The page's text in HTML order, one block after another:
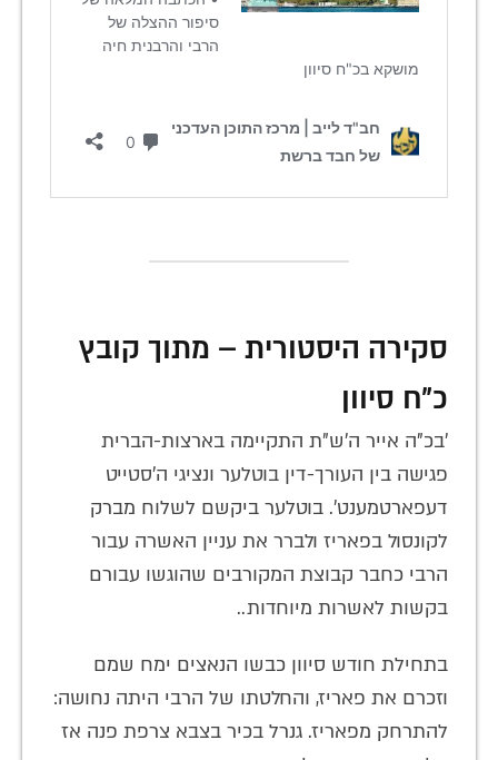
סקירה היסטורית – מתוך קובץ
כ"ח סיוון
'בכ"ה אייר ה'ש"ת התקיימה בארצות-הברית
פגישה בין העורך-דין בוטלער ונציגי ה'סטייט
דעפארטמענט'. בוטלער ביקשם לשלוח מברק
לקונסול בפאריז ולברר את עניין האשרה עבור
הרבי כחבר קבוצת המקורבים שהוגשו עבורם
בקשות לאשרות מיוחדות..
בתחילת חודש סיוון כבשו הנאצים ימח שמם
וזכרם את פאריז, והחלטתו של הרבי היתה נחושה:
להתרחק מפאריז. גנרל בכיר בצבא צרפת פנה אז